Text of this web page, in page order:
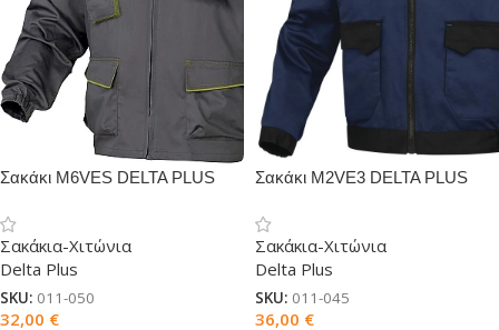
Σακάκι M6VES DELTA PLUS
Σακάκια-Χιτώνια
Delta Plus
SKU: 011-050
32,00 €
Σακάκι M2VE3 DELTA PLUS
Σακάκια-Χιτώνια
Delta Plus
SKU: 011-045
36,00 €